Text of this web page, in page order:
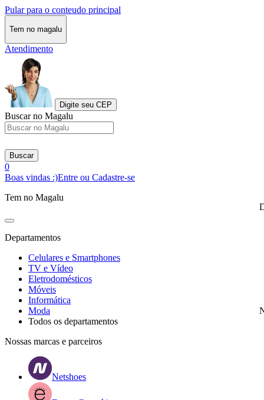
Pular para o conteudo principal
Tem no magalu
Atendimento
Digite seu CEP
Buscar no Magalu
Buscar
0
Boas vindas :)Entre ou Cadastre-se
Tem no Magalu
Departamentos
Celulares e Smartphones
TV e Vídeo
Eletrodomésticos
Móveis
Informática
Moda
Todos os departamentos
Nossas marcas e parceiros
Netshoes